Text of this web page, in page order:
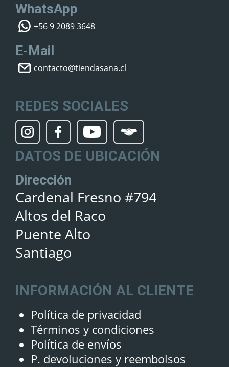
WhatsApp
+56 9 2089 3648
E-Mail
contacto@tiendasana.cl
REDES SOCIALES
DATOS DE UBICACIÓN
Dirección
Cardenal Fresno #794
Altos del Raco
Puente Alto
Santiago
INFORMACIÓN AL CLIENTE
Política de privacidad
Términos y condiciones
Política de envíos
P. devoluciones y reembolsos